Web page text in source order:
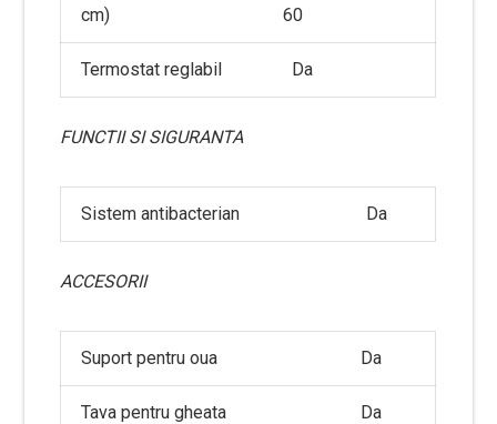
cm)
60
Termostat reglabil Da
FUNCTII SI SIGURANTA
Sistem antibacterian Da
ACCESORII
Suport pentru oua Da
Tava pentru gheata Da